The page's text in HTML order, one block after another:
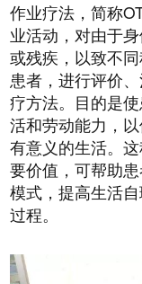
作业疗法，简称
业活动，对由于
或残疾，以致不
患者，进行评价
疗方法。目的是
活和劳动能力，
有意义的生活。
要价值，可帮助
模式，提高生活
过程。